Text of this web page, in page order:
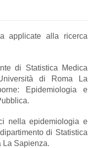
applicate alla ricerca
di Statistica Medica
di Roma La
Epidemiologia e
nella epidemiologia e
di Statistica
La Sapienza.